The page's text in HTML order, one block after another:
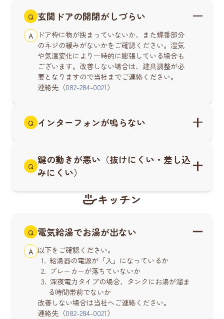
Q 玄関ドアの開閉がしづらい
A ドア枠に物が挟まっていないか、また蝶番部分
のネジの緩みがないかをご確認ください。湿気
や気温変化により一時的に膨張している場合も
ございます。改善しない場合は、建具調整が必
要となりますので当社までご連絡ください。
連絡先（082-284-0021）
Q インターフォンが鳴らない
Q 鍵の動きが悪い（抜けにくい・差し込
みにくい）
キッチン
Q 電気給湯でお湯が出ない
A 以下をご確認ください。
1. 給湯器の電源が「入」になっているか
2. ブレーカーが落ちていないか
3. 深夜電力タイプの場合、タンクにお湯が溜ま
る時間帯前でないか
改善しない場合は当社へご連絡ください。
連絡先（082-284-0021）